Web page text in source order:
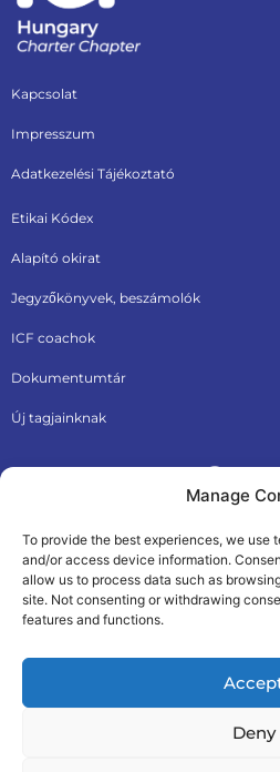
Manage
To provide the best experiences, we use
and/or access device information.
allow us to process data such as
site. Not consenting or withdrawing
features and functions.
Deny
Kapcsolat
Impresszum
Adatkezelési Tájékoztató
Etikai Kódex
Alapító okirat
Jegyzőkönyvek, beszámolók
ICF coachok
Dokumentumtár
Új tagjainknak
ÁSZFAdatkezelési
© 2026, Internationational
Made by The PALM